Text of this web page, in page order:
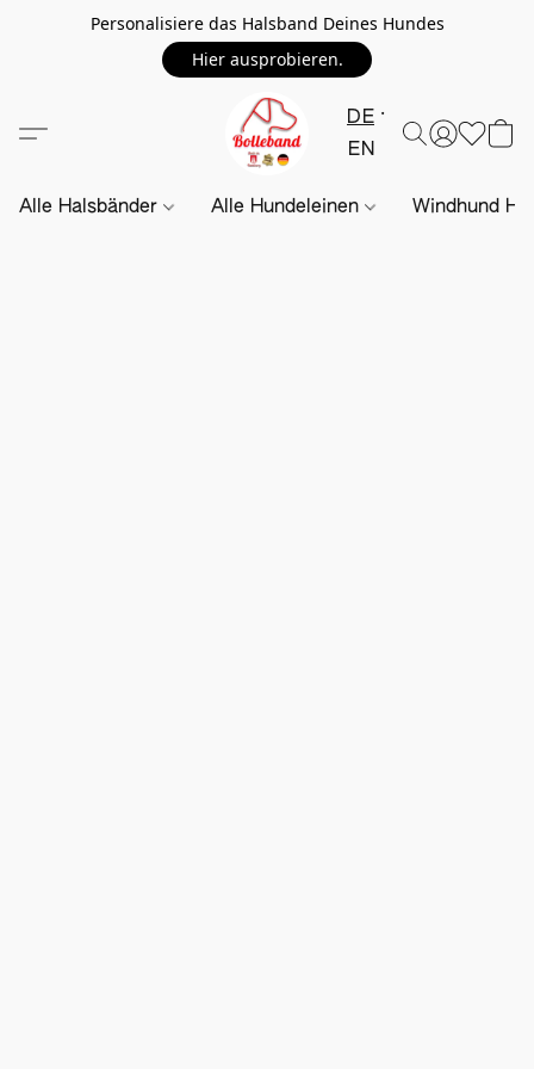
Personalisiere das Halsband Deines Hundes
Hier ausprobieren.
DE
EN
Alle Halsbänder Alle Hundeleinen Windhund